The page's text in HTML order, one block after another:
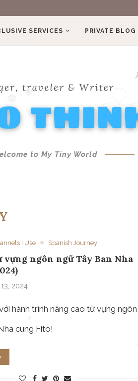
SERVICES PRIVATE BLOG
to My Tiny World
I Use Spanish Journey
vựng ngôn ngữ Tây Ban Nha
13, 2024
hành trình nâng cao từ vựng ngôn
cùng Fito!